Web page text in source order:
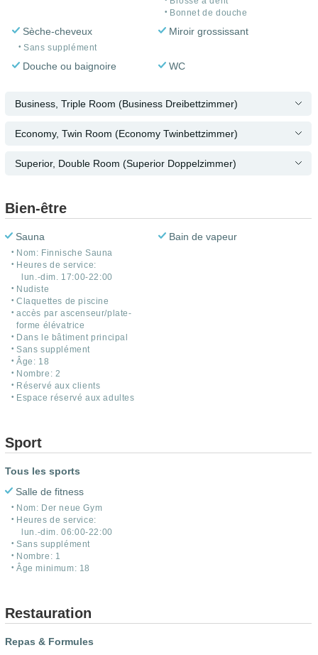
Bonnet de douche
Sèche-cheveux
Sans supplément
Miroir grossissant
Douche ou baignoire WC
Business, Triple Room (Business Dreibettzimmer)
Economy, Twin Room (Economy Twinbettzimmer)
Superior, Double Room (Superior Doppelzimmer)
Bien-être
Sauna
Nom: Finnische Sauna
Heures de service:
lun.-dim. 17:00-22:00
Nudiste
Claquettes de piscine
accès par ascenseur/plate-
forme élévatrice
Dans le bâtiment principal
Sans supplément
Âge: 18
Nombre: 2
Réservé aux clients
Espace réservé aux adultes
Bain de vapeur
Sport
Tous les sports
Salle de fitness
Nom: Der neue Gym
Heures de service:
lun.-dim. 06:00-22:00
Sans supplément
Nombre: 1
Âge minimum: 18
Restauration
Repas & Formules